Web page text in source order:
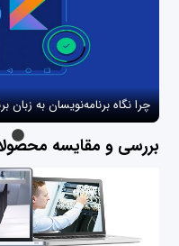
چرا نگاه برنامه‌نویسان به
بررسی و مقایسه